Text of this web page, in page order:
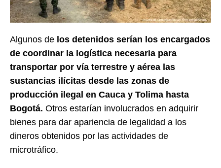
Algunos de los detenidos serían los encargados
de coordinar la logística necesaria para
transportar por vía terrestre y aérea las
sustancias ilícitas desde las zonas de
producción ilegal en Cauca y Tolima hasta
Bogotá. Otros estarían involucrados en adquirir
bienes para dar apariencia de legalidad a los
dineros obtenidos por las actividades de
microtráfico.